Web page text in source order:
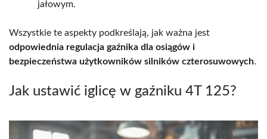
jałowym.
Wszystkie te aspekty podkreślają, jak ważna jest
odpowiednia regulacja gaźnika dla osiągów i
bezpieczeństwa użytkowników silników czterosuwowych.
Jak ustawić iglicę w gaźniku 4T 125?